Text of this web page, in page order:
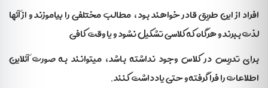
افراد از این طریق قادر خواهند بود، مطالب مختلفی را بیاموزند و از آن­ها
لذت ببرند و هرگاه که کلاسی تشکیل نشود و یا وقت کافی
برای تدریس در کلاس وجود نداشته باشد، می­توانند به صورت آنلاین
اطلاعات را فرا گرفته و حتی یادداشت کنند.